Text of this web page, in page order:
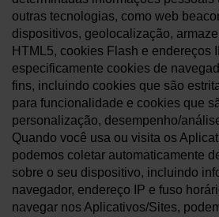
outras tecnologias, como web
dispositivos, geolocalização,
HTML5, cookies Flash e endereços
especificamente cookies de
fins, incluindo cookies que são
para funcionalidade e cookies que
personalização, desempenho/
Quando você usa ou visita os
podemos coletar automaticamente
sobre o seu dispositivo, incluindo
navegador, endereço IP e fuso
navegar nos Aplicativos/Sites,